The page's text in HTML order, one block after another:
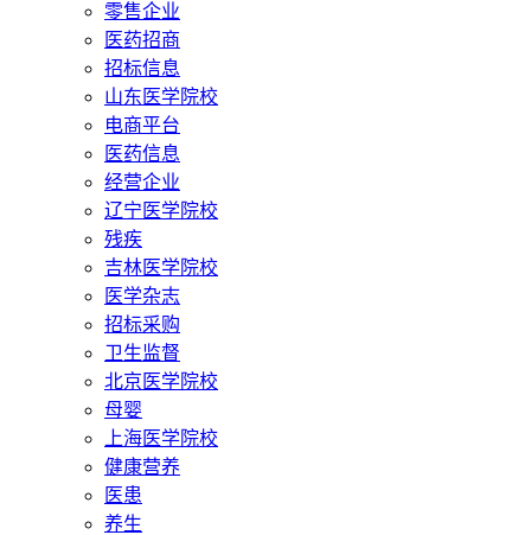
零售企业
医药招商
招标信息
山东医学院校
电商平台
医药信息
经营企业
辽宁医学院校
残疾
吉林医学院校
医学杂志
招标采购
卫生监督
北京医学院校
母婴
上海医学院校
健康营养
医患
养生